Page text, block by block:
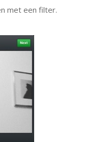
met een filter.